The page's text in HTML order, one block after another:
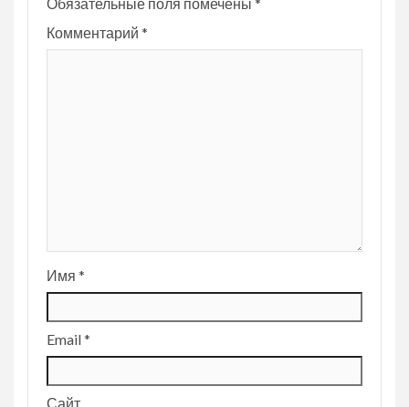
Комментарий *
Имя *
Email*
Сайт